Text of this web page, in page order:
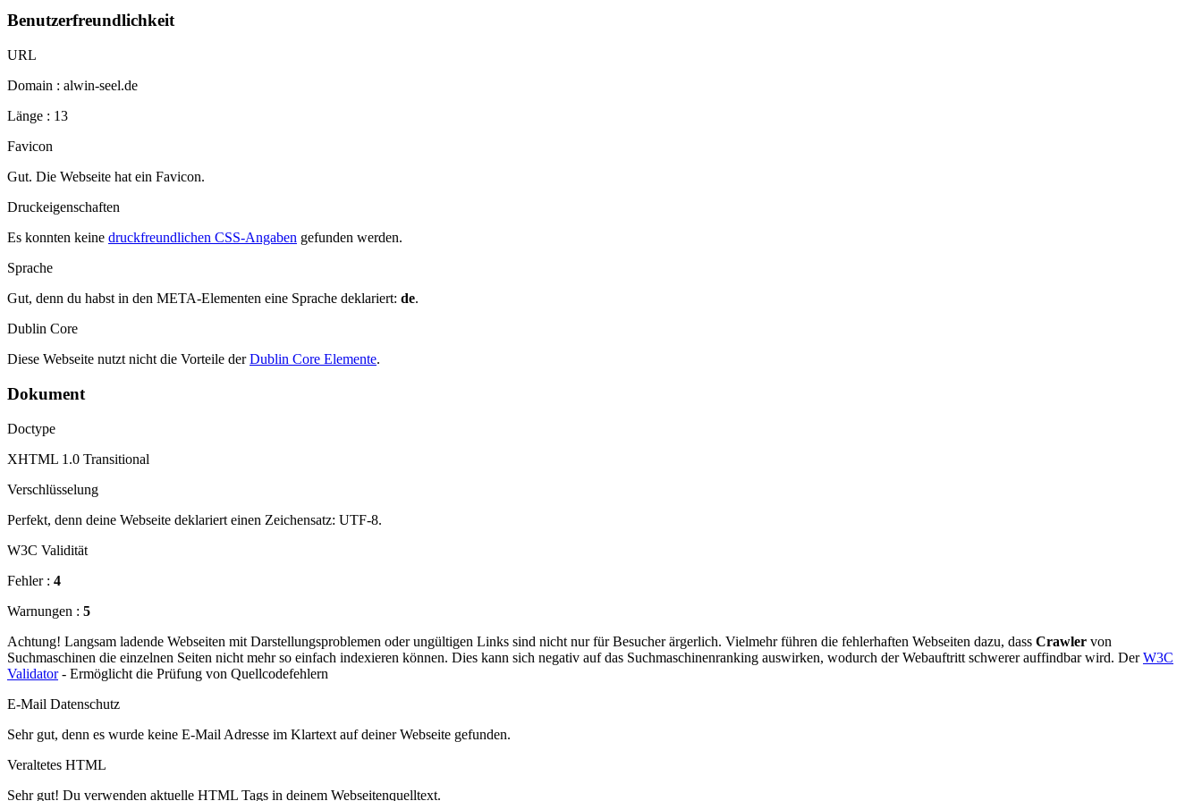
Benutzerfreundlichkeit
URL
Domain : alwin-seel.de
Länge : 13
Favicon
Gut. Die Webseite hat ein Favicon.
Druckeigenschaften
Es konnten keine druckfreundlichen CSS-Angaben gefunden werden.
Sprache
Gut, denn du habst in den META-Elementen eine Sprache deklariert: de.
Dublin Core
Diese Webseite nutzt nicht die Vorteile derDublin Core Elemente.
Dokument
Doctype
XHTML 1.0 Transitional
Verschlüsselung
Perfekt, denn deine Webseite deklariert einen Zeichensatz: UTF-8.
W3C Validität
Fehler : 4
Warnungen : 5
Achtung! Langsam ladende Webseiten mit Darstellungsproblemen oder ungültigen Links sind nicht nur für Besucher ärgerlich. Vielmehr führen die fehlerhaften Webseiten dazu, dass Crawler von
Suchmaschinen die einzelnen Seiten nicht mehr so einfach indexieren können. Dies kann sich negativ auf das Suchmaschinenranking auswirken, wodurch der Webauftritt schwerer auffindbar wird. DerW3C
Validator- Ermöglicht die Prüfung von Quellcodefehlern
E-Mail Datenschutz
Sehr gut, denn es wurde keine E-Mail Adresse im Klartext auf deiner Webseite gefunden.
Veraltetes HTML
Sehr gut! Du verwenden aktuelle HTML Tags in deinem Webseitenquelltext.